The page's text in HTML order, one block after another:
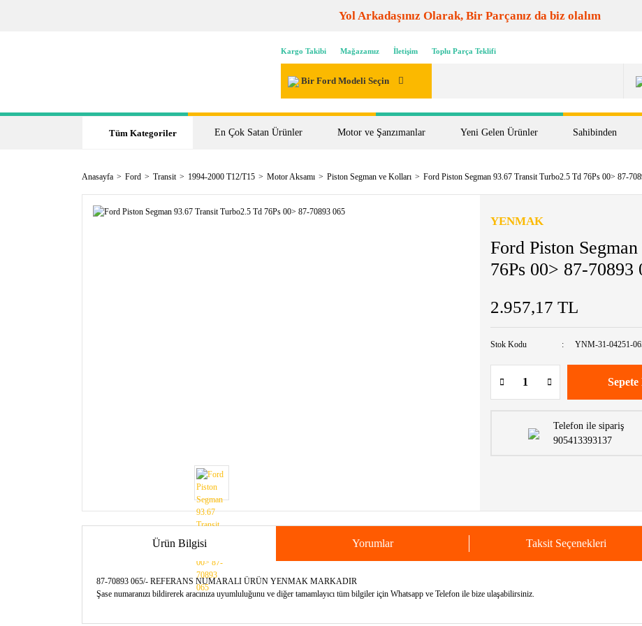
Yol Arkadaşınız Olarak, Bir Parçanız da biz olalım
Kargo Takibi Mağazamız İletişim Toplu Parça Teklifi
Bir Ford Modeli Seçin
Tüm Kategoriler En Çok Satan Ürünler Motor ve Şanzımanlar Yeni Gelen Ürünler Sahibinden
Anasayfa Ford Transit 1994-2000 T12/T15 Motor Aksamı Piston Segman ve Kolları Ford Piston Segman 93.67 Transit Turbo2.5 Td 76Ps 00> 87-
YENMAK
Ford Piston
76Ps 00> 87-70893
2.957,17 TL
Stok Kodu YNM-31-04251-
Telefon ile sipariş
905413393137
Ürün Bilgisi Yorumlar Taksit Seçenekleri
87-70893 065/- REFERANS NUMARALI ÜRÜN YENMAK MARKADIR
Şase numaranızı bildirerek aracınıza uyumluluğunu ve diğer tamamlayıcı tüm bilgiler için Whatsapp ve Telefon ile bize ulaşabilirsiniz.